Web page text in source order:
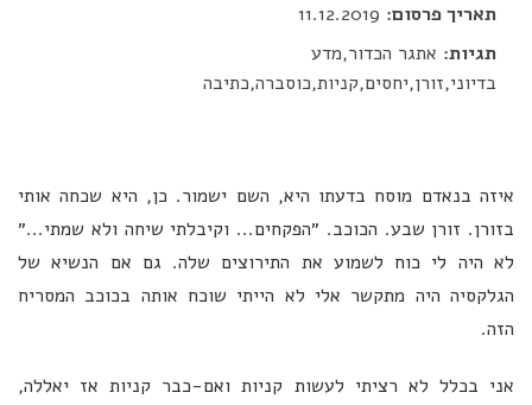
תאריך פרסום:
תגיות: אתגר הכדור,מדע
בדיוני,זורן,יחסים,קניות,כוסברה,כתיבה
איזה בנאדם מוסח בדעתו היא, השם ישמור. כן, היא שכחה אותי
בזורן. זורן שבע. הכוכב. ״הפקחים... וקיבלתי שיחה ולא שמתי...״
לא היה לי כוח לשמוע את התירוצים שלה. גם אם הנשיא של
הגלקסיה היה מתקשר אלי לא הייתי שוכח אותה בכוכב המסריח
הזה.
אני בכלל לא רציתי לעשות קניות ואם-כבר קניות אז יאללה,